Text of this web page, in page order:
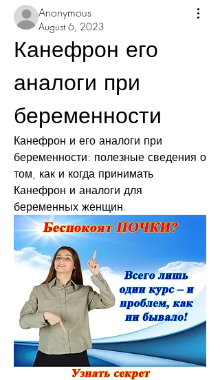
Anonymous
August 6, 2023
Канефрон его
аналоги при
беременности
Канефрон и его аналоги при
беременности: полезные сведения о
том, как и когда принимать
Канефрон и аналоги для
беременных женщин.